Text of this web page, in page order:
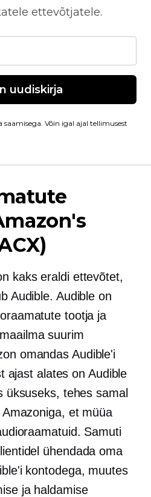
ettevõtjatele.
uudiskirja
Võin igal ajal tellimusest
kaks eraldi ettevõtet,
Audible. Audible on
tootja ja
suurim
omandas Audible'i
ajast alates on Audible
üksuseks, tehes samal
et müüa
Samuti
ühendada oma
kontodega, muutes
ja haldamise